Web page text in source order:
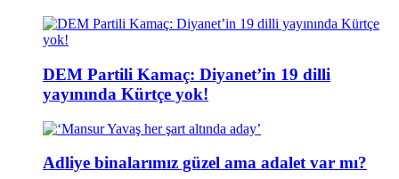
DEM Partili Kamaç: Diyanet’in 19 dilli
yayınında Kürtçe yok!
Adliye binalarımız güzel ama adalet var mı?